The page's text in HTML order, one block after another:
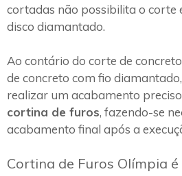
cortadas não possibilita o corte
disco diamantado.
Ao contário do corte de
de concreto com fio
realizar um acabamento
cortina de furos, fazendo-se
acabamento final após a
Cortina de Furos Olímpia